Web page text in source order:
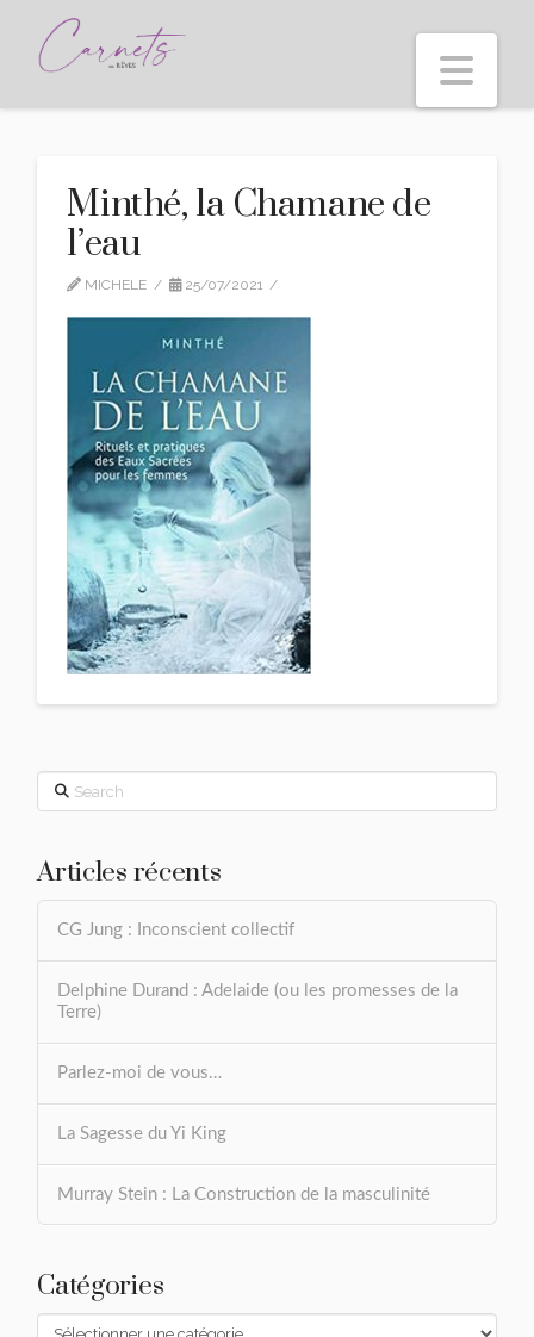
Minthé, la Chamane de
l’eau
MICHELE 25/07/2021
Search
Articles récents
CG Jung : Inconscient collectif
Delphine Durand : Adelaide (ou les promesses de la
Terre)
Parlez-moi de vous…
La Sagesse du Yi King
Murray Stein : La Construction de la masculinité
Catégories
Catégories